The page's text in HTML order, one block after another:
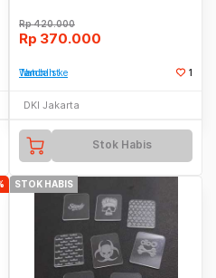
Rp420.000
Rp 370.000
Tambah ke Watchlist 1
DKI Jakarta
Stok Habis
STOK HABIS